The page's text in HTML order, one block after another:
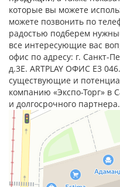
которые вы можете
можете позвонить по
радостью подберем
все интересующие вас
офис по адресу: г. Санкт-
д.3Е. ARTPLAY ОФИС Е3
существующие и
компанию «Экспо-Торг» в
и долгосрочного партнера.